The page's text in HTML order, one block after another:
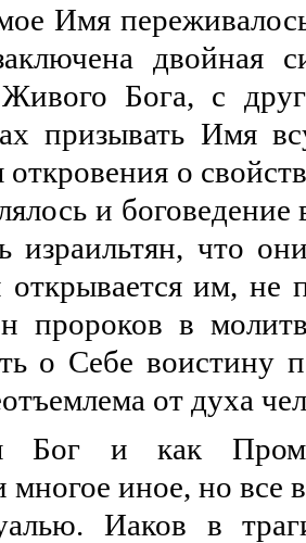
Имя
двойная
Бога, с
призывать Имя
о
и
израильтян, что
им, не
пророков в
о Себе воистину
от духа
Бог и как
многое иное, но все
Иаков в